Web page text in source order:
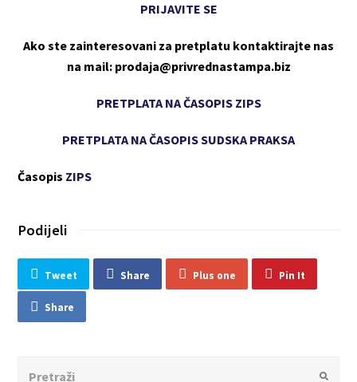
PRIJAVITE SE
Ako ste zainteresovani za pretplatu kontaktirajte nas
na mail: prodaja@privrednastampa.biz
PRETPLATA NA ČASOPIS ZIPS
PRETPLATA NA ČASOPIS SUDSKA PRAKSA
Časopis ZIPS
Podijeli
Tweet Share Plus one Pin It
Share
Submit